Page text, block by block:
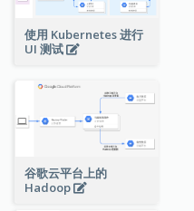
使用 Kubernetes 进行
UI 测试
谷歌云平台上的
Hadoop